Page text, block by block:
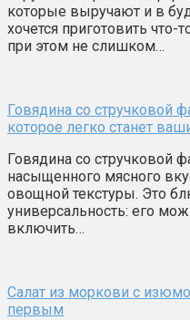
которые выручают и в
хочется приготовить
при этом не слишком…
Говядина со стручковой
которое легко станет
Говядина со стручковой
насыщенного мясного
овощной текстуры. Это
универсальность: его
включить…
Салат из моркови с
первым